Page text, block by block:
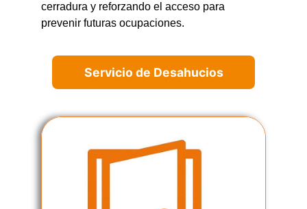
cerradura y reforzando el acceso para
prevenir futuras ocupaciones.
Servicio de Desahucios